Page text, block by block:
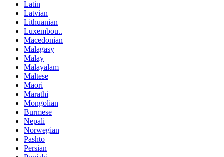
Latin
Latvian
Lithuanian
Luxembou..
Macedonian
Malagasy
Malay
Malayalam
Maltese
Maori
Marathi
Mongolian
Burmese
Nepali
Norwegian
Pashto
Persian